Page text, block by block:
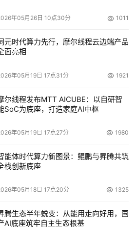
年05月26日 10点30分 1011
元时代算力先行，摩尔线程云边端产品
面亮相
年05月19日 17点31分 1921
尔线程发布MTT AICUBE：以自研智
SoC为底座，打造家庭AI中枢
年05月19日 17点27分 1980
能体时代算力新图景：鲲鹏与昇腾共筑
栈创新底座
年05月18日 17点20分 1325
腾生态半年蜕变：从能用走向好用，国
AI底座筑牢自主生态根基